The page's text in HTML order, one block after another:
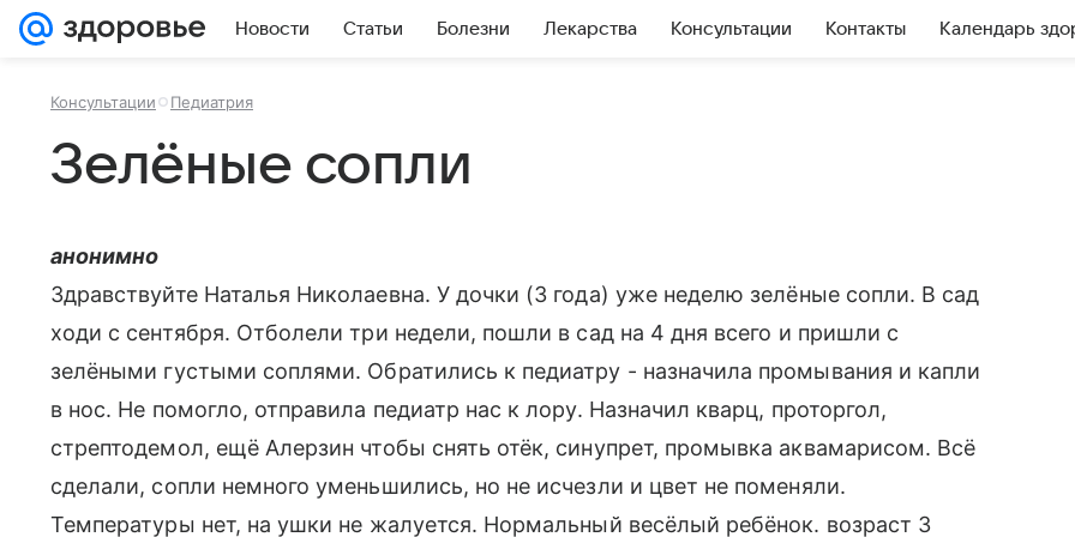
Новости Статьи Болезни Лекарства Консультации Контакты Календарь
Консультации Педиатрия
Зелёные сопли
анонимно
Здравствуйте Наталья Николаевна. У дочки (3 года) уже неделю зелёные сопли. В сад
ходи с сентября. Отболели три недели, пошли в сад на 4 дня всего и пришли с
зелёными густыми соплями. Обратились к педиатру - назначила промывания и капли
в нос. Не помогло, отправила педиатр нас к лору. Назначил кварц, проторгол,
стрептодемол, ещё Алерзин чтобы снять отёк, синупрет, промывка аквамарисом. Всё
сделали, сопли немного уменьшились, но не исчезли и цвет не поменяли.
Температуры нет, на ушки не жалуется. Нормальный весёлый ребёнок. возраст 3